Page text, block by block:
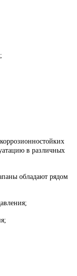
в различных
обладают рядом